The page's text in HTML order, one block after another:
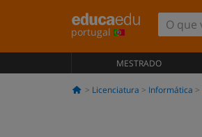
portugal
MESTRADO
Licenciatura Informática